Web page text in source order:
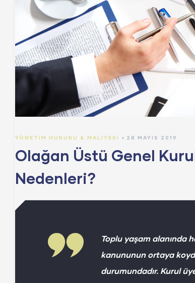
YÖNETIM HUKUKU & MALIYESI 28 MAYIS 2019
Olağan Üstü Genel
Nedenleri?
Toplu yaşam alanında
kanununun ortaya
durumundadır. Kurul